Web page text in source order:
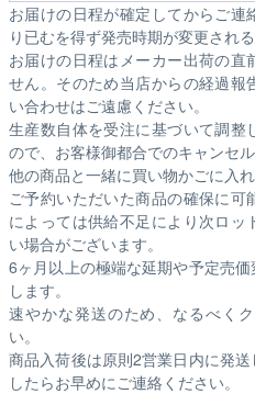
お届けの日程が確定してからご連
り已むを得ず発売時期が変更され
お届けの日程はメーカー出荷の直
せん。そのため当店からの経過報
い合わせはご遠慮ください。
生産数自体を受注に基づいて調整
ので、お客様御都合でのキャンセル
他の商品と一緒に買い物かごに入れ
ご予約いただいた商品の確保に
によっては供給不足により次ロ
い場合がございます。
6ヶ月以上の極端な延期や予定売
します。
速やかな発送のため、なるべく
い。
商品入荷後は原則2営業日内に発
したらお早めにご連絡ください。